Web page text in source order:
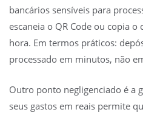
bancários sensíveis para
escaneia o QR Code ou copia
hora. Em termos práticos:
processado em minutos, não
Outro ponto negligenciado é a
seus gastos em reais permite